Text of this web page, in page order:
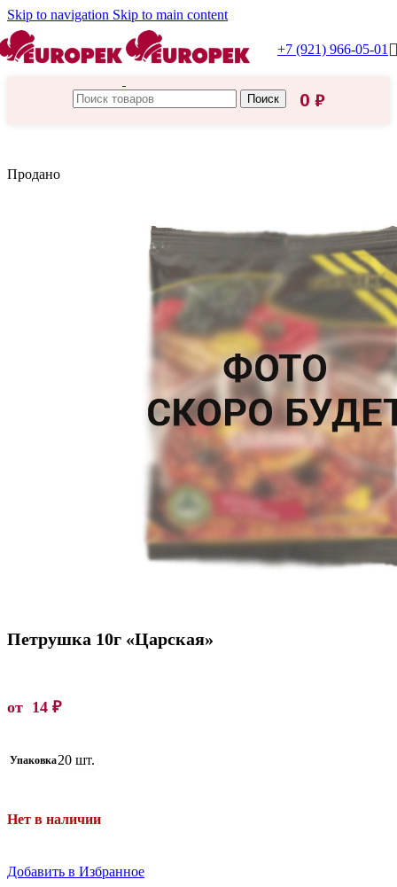
Skip to navigation Skip to main content
+7 (921) 966-05-01
Поиск 0 ₽
Продано
Петрушка 10г «Царская»
от 14 ₽
Упаковка20 шт.
Нет в наличии
Добавить в Избранное